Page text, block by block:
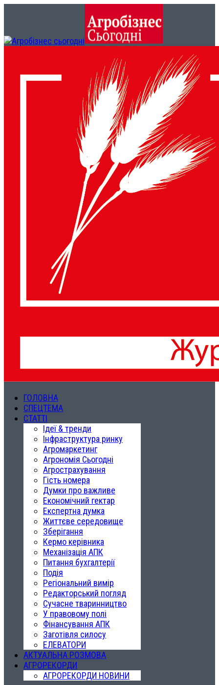
ГОЛОВНА
СПЕЦТЕМА
СТАТТІ
Ідеї & тренди
Інфраструктура ринку
Агромаркетинг
Агрономія Сьогодні
Агрострахування
Гість номера
Думки про важливе
Економічний гектар
Експертна думка
Життєве середовище
Зберігання
Кермо керівника
Механізація АПК
Питання бухгалтерії
Подія
Регіональний вимір
Редакторський погляд
Сучасне тваринництво
У правовому полі
Фінансування АПК
Заготівля силосу
ЕЛЕВАТОРИ
АКТУАЛЬНА РОЗМОВА
АГРОРЕКОРДИ
АГРОРЕКОРДИ НОВИНИ